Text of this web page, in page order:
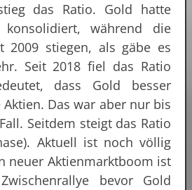
das Ratio. Gold hatte
während die
2009 stiegen, als gäbe es
Seit 2018 fiel das Ratio
dass Gold besser
Das war aber nur bis
Seitdem steigt das Ratio
Aktuell ist noch völlig
neuer Aktienmarktboom ist
bevor Gold